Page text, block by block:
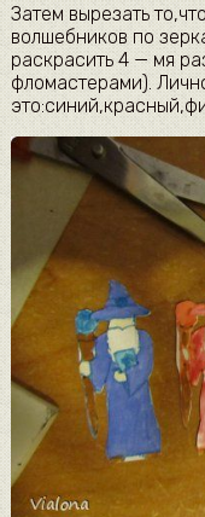
Затем вырезать
волшебников по
раскрасить 4 — мя
фломастерами).